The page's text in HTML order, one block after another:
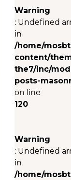
Warning
: Undefined
in
/home/
content/
the7/inc/
posts-
on line
120
Warning
: Undefined
in
/home/